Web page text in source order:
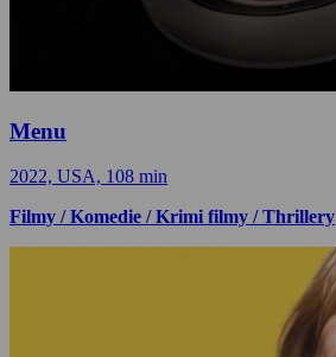
Menu
2022, USA, 108 min
Filmy / Komedie / Krimi filmy / Thrillery